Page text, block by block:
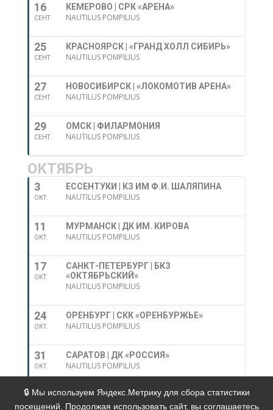
16
СЕНТ.
КЕМЕРОВО | СРК «АРЕНА»
NAUTILUS POMPILIUS
25
СЕНТ.
КРАСНОЯРСК | «ГРАНД ХОЛЛ СИБИРЬ»
NAUTILUS POMPILIUS
27
СЕНТ.
НОВОСИБИРСК | «ЛОКОМОТИВ АРЕНА»
NAUTILUS POMPILIUS
29
СЕНТ.
ОМСК | ФИЛАРМОНИЯ
NAUTILUS POMPILIUS
ОКТЯБРЬ
3
ОКТ.
ЕССЕНТУКИ | КЗ ИМ Ф.И. ШАЛЯПИНА
NAUTILUS POMPILIUS
11
ОКТ.
МУРМАНСК | ДК ИМ. КИРОВА
NAUTILUS POMPILIUS
17
ОКТ.
САНКТ-ПЕТЕРБУРГ | БКЗ
«ОКТЯБРЬСКИЙ»
NAUTILUS POMPILIUS
24
ОКТ.
ОРЕНБУРГ | СКК «ОРЕНБУРЖЬЕ»
NAUTILUS POMPILIUS
31
ОКТ.
САРАТОВ | ДК «РОССИЯ»
NAUTILUS POMPILIUS
Политика в отношении обработки персональных
🔒 Мы используем Яндекс.Метрику для сбора статистики
посещений. Продолжая использовать сайт, вы соглашаетесь